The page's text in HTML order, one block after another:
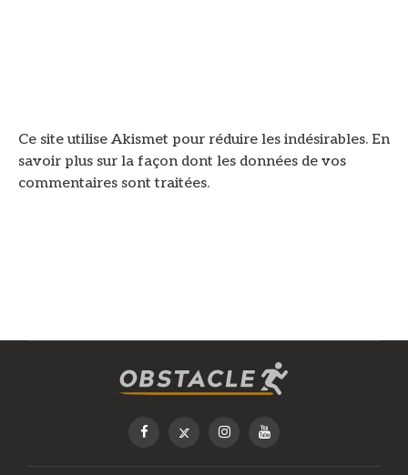
Ce site utilise Akismet pour réduire les indésirables. En
savoir plus sur la façon dont les données de vos
commentaires sont traitées.